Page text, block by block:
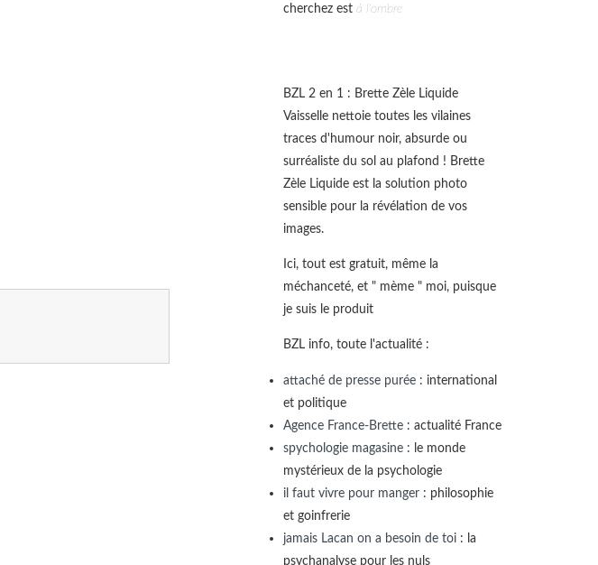
cherchez està l'ombre
BZL 2 en 1 : Brette Zèle Liquide
Vaisselle nettoie toutes les vilaines
traces d'humour noir, absurde ou
surréaliste du sol au plafond ! Brette
Zèle Liquide est la solution photo
sensible pour la révélation de vos
images.
Ici, tout est gratuit, même la
méchanceté, et " mème " moi, puisque
je suis le produit
BZL info, toute l'actualité :
attaché de presse purée : international
et politique
Agence France-Brette : actualité France
spychologie magasine : le monde
mystérieux de la psychologie
il faut vivre pour manger : philosophie
et goinfrerie
jamais Lacan on a besoin de toi : la
psychanalyse pour les nuls